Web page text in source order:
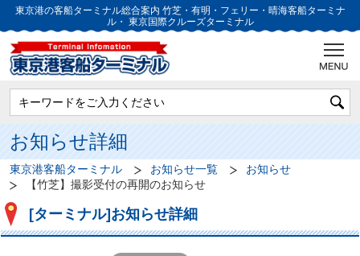
東京港の客船ターミナル総合案内 竹芝・有明・フェリー・晴海客船ターミナ
ル・ 東京国際クルーズターミナル
お知らせ詳細
東京港客船ターミナル お知らせ一覧
お知らせ
【竹芝】撮影受付の再開のお知らせ
[ターミナル]お知らせ詳細